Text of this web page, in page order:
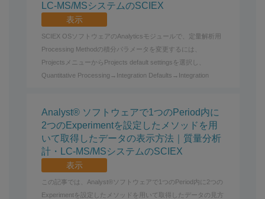
LC-MS/MSシステムのSCIEX
表示
SCIEX OSソフトウェアのAnalyticsモジュールで、定量解析用
Processing Methodの積分パラメータを変更するには、
ProjectsメニューからProjects default settingsを選択し、
Quantitative Processing→Integration Defaults→Integration
Analyst® ソフトウェアで1つのPeriod内に
2つのExperimentを設定したメソッドを用
いて取得したデータの表示方法｜質量分析
計・LC-MS/MSシステムのSCIEX
表示
この記事では、Analyst®ソフトウェアで1つのPeriod内に2つの
Experimentを設定したメソッドを用いて取得したデータの見方